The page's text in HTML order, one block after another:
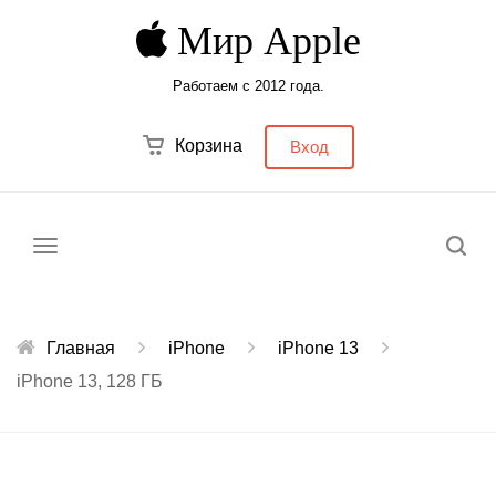
Мир Apple
Работаем с 2012 года.
Корзина Вход
Главная iPhone
iPhone 13
iPhone 13, 128 ГБ